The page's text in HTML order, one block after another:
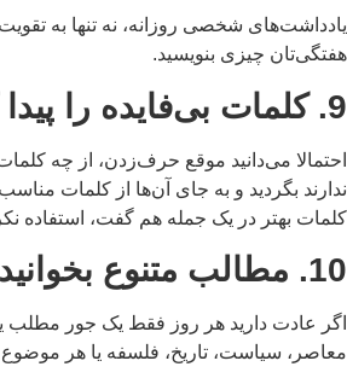
یادداشت‌های شخصی روزانه، نه تنها به
هفتگی‌تان چیزی بنویسید.
9. کلمات بی‌فایده را پیدا کنید
احتمالا می‌دانید موقع حرف‌زدن، از چه
ندارند بگردید و به جای آن‌ها از کلمات
کلمات بهتر در یک جمله هم گفت، استفاده
10. مطالب متنوع بخوانید
اگر عادت دارید هر روز فقط یک جور مطلب
معاصر، سیاست، تاریخ، فلسفه یا هر